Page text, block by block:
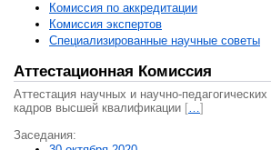
Комиссия по аккредитации
Комиссия экспертов
Специализированные научные советы
Аттестационная Комиссия
Аттестация научных и научно-педагогических
кадров высшей квалификации […]
Заседания: